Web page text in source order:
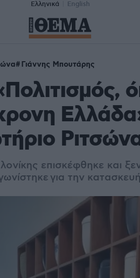
Ελληνικά English
Γιάννης Μπουτάρης
επισκέφθηκε και
για την